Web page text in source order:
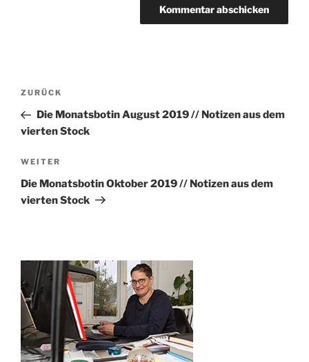
Beitragsnavigation
Vorheriger
Beitrag
ZURÜCK
Die Monatsbotin August 2019 // Notizen aus dem
vierten Stock
Nächster
Beitrag
WEITER
Die Monatsbotin Oktober 2019 // Notizen aus dem
vierten Stock